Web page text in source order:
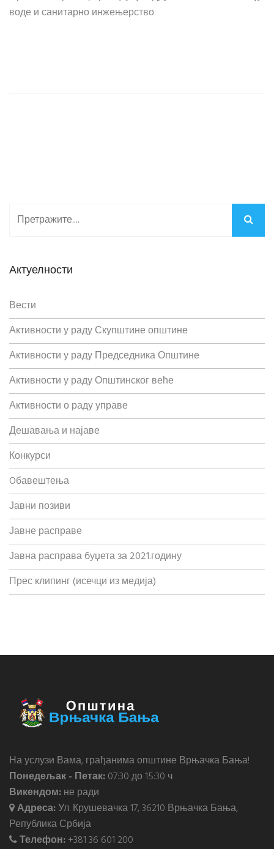
воде и санитарно инжењерство.
Актуелности
Вести
Активности у раду Скупштине општине
Активности у раду Председника Општине
Активности у раду Општинског веће
Активности о раду управе
Дешавања и најаве
Конкурси
Oбавештења
Јавни позиви
Јавне расправе
Јавна расправа буџета за 2021.годину
Прес клипинг (исечци из медија)
На услузи Вама, грађанима општине Врњачка Бања!
Понедељак - Петак:07:30 до 15:30 ч
Викендом:не ради
Адреса:Ул. Крушевачка 17, 36210 Врњачка Бања,
Република Србија
Телефон:+381 36 601 200